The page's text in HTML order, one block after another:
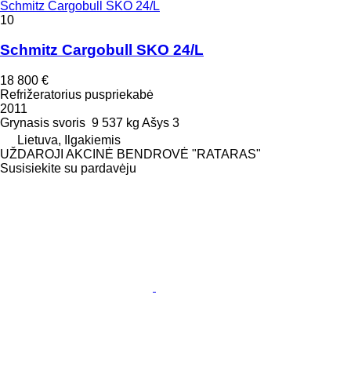
Schmitz Cargobull SKO 24/L
10
Schmitz Cargobull SKO 24/L
18 800 €
Refrižeratorius puspriekabė
2011
Grynasis svoris 9 537 kg Ašys 3
Lietuva, Ilgakiemis
UŽDAROJI AKCINĖ BENDROVĖ "RATARAS"
Susisiekite su pardavėju